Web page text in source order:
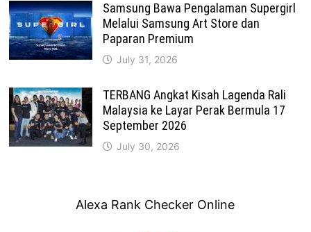
Samsung Bawa Pengalaman Supergirl
Melalui Samsung Art Store dan
Paparan Premium
July 31, 2026
TERBANG Angkat Kisah Lagenda Rali
Malaysia ke Layar Perak Bermula 17
September 2026
July 30, 2026
Alexa Rank Checker Online